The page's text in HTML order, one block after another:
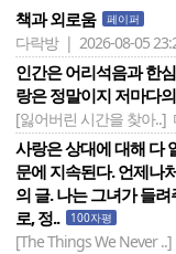
책과 외로움 페이퍼
다락방 | 2026-08-05
인간은 어리석음과 한
랑은 정말이지 저마다
[잃어버린 시간을 찾아..]
사랑은 상대에 대해 다
문에 지속된다. 언제나
의 글. 나는 그녀가 들
로, 정..
100자평
[The Things We Never ..]